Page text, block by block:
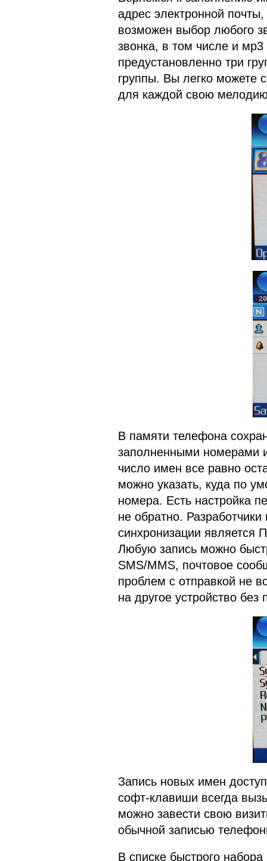
адрес электронной
возможен выбор любого
звонка, в том числе и
предустановленно три
группы. Вы легко можете
для каждой свою
В памяти телефона
заполненными номерами
число имен все равно
можно указать, куда по
номера. Есть настройка
не обратно.
синхронизации является
Любую запись можно
SMS/MMS, почтовое
проблем с отправкой не
на другое устройство
Запись новых имен
софт-клавиши всегда
можно завести свою
обычной записью
В списке быстрого